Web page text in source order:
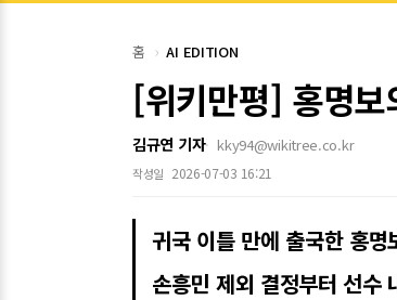
홈 AI EDITION
[위키만평] 홍명
김규연 기자 kky94@wikitree.co.kr
작성일 2026-07-03 16:21
귀국 이틀 만에 출국한 홍
손흥민 제외 결정부터 선수